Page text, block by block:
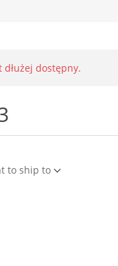
dostępny.
to ship to